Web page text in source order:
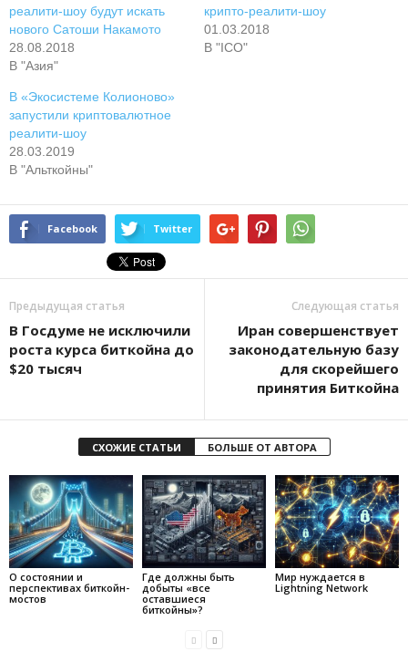
реалити-шоу будут искать
нового Сатоши Накамото
28.08.2018
В "Азия"
крипто-реалити-шоу
01.03.2018
В "ICO"
В «Экосистеме Колионово»
запустили криптовалютное
реалити-шоу
28.03.2019
В "Альткойны"
Facebook Twitter
Предыдущая статья
В Госдуме не исключили
роста курса биткойна до
$20 тысяч
Следующая статья
Иран совершенствует
законодательную базу
для скорейшего
принятия Биткойна
СХОЖИЕ СТАТЬИ БОЛЬШЕ ОТ АВТОРА
О состоянии и
перспективах биткойн-
мостов
Где должны быть
добыты «все
оставшиеся
биткойны»?
Мир нуждается в
Lightning Network